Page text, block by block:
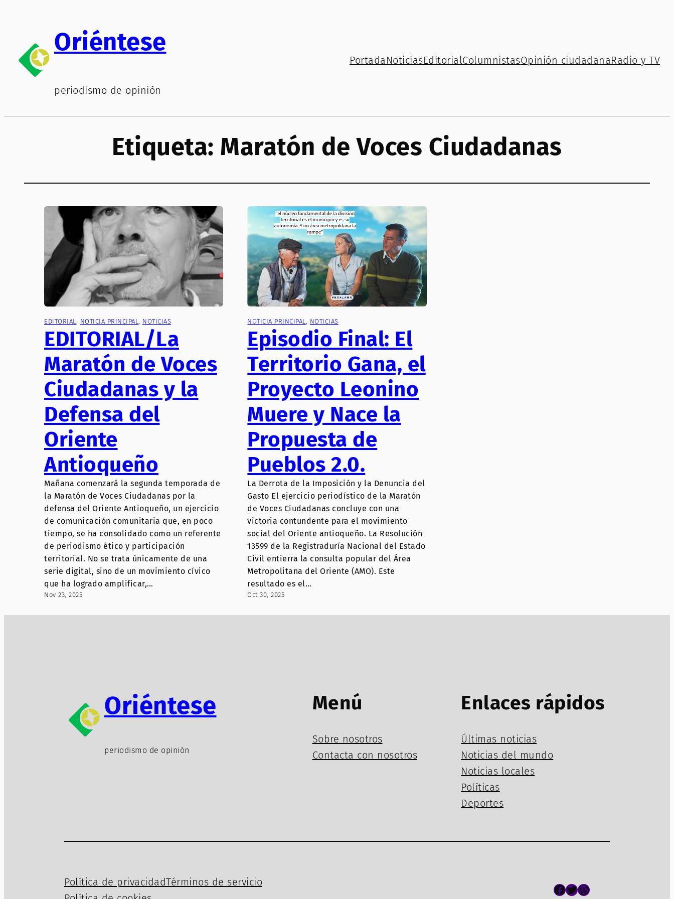
contenido
Oriéntese
periodismo de opinión
Portada NoticiasEditorialColumnistasOpinión ciudadanaRadio y TV
Etiqueta: Maratón de Voces Ciudadanas
EDITORIAL NOTICIA PRINCIPAL NOTICIAS
EDITORIAL/La
Maratón de Voces
Ciudadanas y la
Defensa del
Oriente
Antioqueño
Mañana comenzará la segunda temporada de
la Maratón de Voces Ciudadanas por la
defensa del Oriente Antioqueño, un ejercicio
de comunicación comunitaria que, en poco
tiempo, se ha consolidado como un referente
de periodismo ético y participación
territorial. No se trata únicamente de una
serie digital, sino de un movimiento cívico
que ha logrado amplificar,…
Nov 23, 2025
NOTICIA PRINCIPAL NOTICIAS
Episodio Final: El
Territorio Gana, el
Proyecto Leonino
Muere y Nace la
Propuesta de
Pueblos 2.0.
La Derrota de la Imposición y la Denuncia del
Gasto El ejercicio periodístico de la Maratón
de Voces Ciudadanas concluye con una
victoria contundente para el movimiento
social del Oriente antioqueño. La Resolución
13599 de la Registraduría Nacional del Estado
Civil entierra la consulta popular del Área
Metropolitana del Oriente (AMO). Este
resultado es el…
Oct 30, 2025
Oriéntese
periodismo de opinión
Menú
Sobre nosotros
Contacta con nosotros
Enlaces rápidos
Últimas noticias
Noticias del mundo
Noticias locales
Políticas
Deportes
Política de privacidadTérminos de servicio
Facebook Twitter WordPress